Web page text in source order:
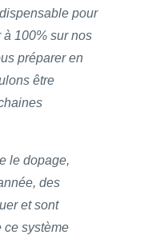
pour
100% sur nos
préparer en
être
le dopage,
des
et sont
ce système